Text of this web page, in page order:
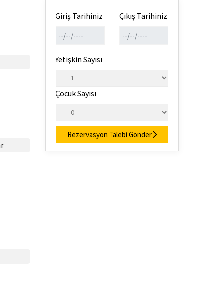
Giriş Tarihiniz Çıkış Tarihiniz
Yetişkin Sayısı
Çocuk Sayısı
Rezervasyon Talebi Gönder